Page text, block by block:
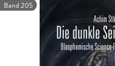
Band 205